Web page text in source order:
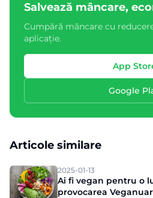
Salvează mâncare,
Cumpără mâncare cu
aplicație.
App
Google
Articole similare
2025-01-13
Ai fi vegan pentru o
provocarea Veganuar